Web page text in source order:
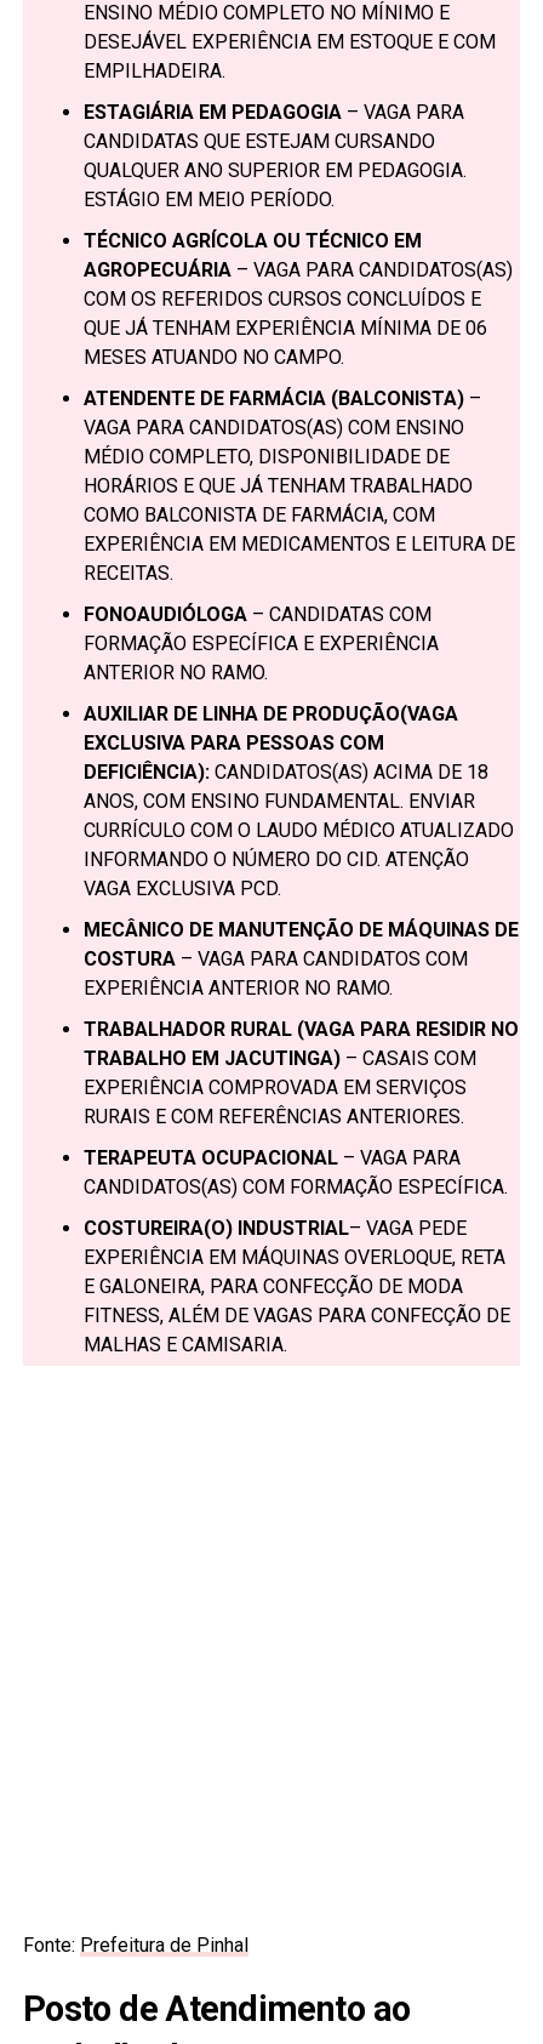
ENSINO MÉDIO COMPLETO NO MÍNIMO E
DESEJÁVEL EXPERIÊNCIA EM ESTOQUE E COM
EMPILHADEIRA.
ESTAGIÁRIA EM PEDAGOGIA– VAGA PARA
CANDIDATAS QUE ESTEJAM CURSANDO
QUALQUER ANO SUPERIOR EM PEDAGOGIA.
ESTÁGIO EM MEIO PERÍODO.
TÉCNICO AGRÍCOLA OU TÉCNICO EM
AGROPECUÁRIA– VAGA PARA CANDIDATOS(AS)
COM OS REFERIDOS CURSOS CONCLUÍDOS E
QUE JÁ TENHAM EXPERIÊNCIA MÍNIMA DE 06
MESES ATUANDO NO CAMPO.
ATENDENTE DE FARMÁCIA (BALCONISTA)–
VAGA PARA CANDIDATOS(AS) COM ENSINO
MÉDIO COMPLETO, DISPONIBILIDADE DE
HORÁRIOS E QUE JÁ TENHAM TRABALHADO
COMO BALCONISTA DE FARMÁCIA, COM
EXPERIÊNCIA EM MEDICAMENTOS E LEITURA DE
RECEITAS.
FONOAUDIÓLOGA– CANDIDATAS COM
FORMAÇÃO ESPECÍFICA E EXPERIÊNCIA
ANTERIOR NO RAMO.
AUXILIAR DE LINHA DE PRODUÇÃO(VAGA
EXCLUSIVA PARA PESSOAS COM
DEFICIÊNCIA):CANDIDATOS(AS) ACIMA DE 18
ANOS, COM ENSINO FUNDAMENTAL. ENVIAR
CURRÍCULO COM O LAUDO MÉDICO ATUALIZADO
INFORMANDO O NÚMERO DO CID. ATENÇÃO
VAGA EXCLUSIVA PCD.
MECÂNICO DE MANUTENÇÃO DE MÁQUINAS DE
COSTURA– VAGA PARA CANDIDATOS COM
EXPERIÊNCIA ANTERIOR NO RAMO.
TRABALHADOR RURAL (VAGA PARA RESIDIR NO
TRABALHO EM JACUTINGA)– CASAIS COM
EXPERIÊNCIA COMPROVADA EM SERVIÇOS
RURAIS E COM REFERÊNCIAS ANTERIORES.
TERAPEUTA OCUPACIONAL– VAGA PARA
CANDIDATOS(AS) COM FORMAÇÃO ESPECÍFICA.
COSTUREIRA(O) INDUSTRIAL– VAGA PEDE
EXPERIÊNCIA EM MÁQUINAS OVERLOQUE, RETA
E GALONEIRA, PARA CONFECÇÃO DE MODA
FITNESS, ALÉM DE VAGAS PARA CONFECÇÃO DE
MALHAS E CAMISARIA.
Fonte: Prefeitura de Pinhal
Posto de Atendimento ao